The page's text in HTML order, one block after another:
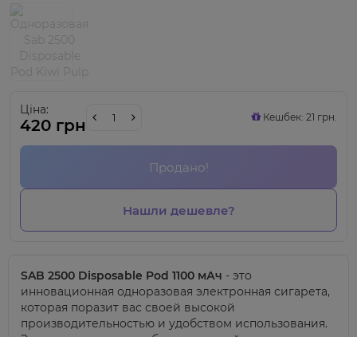
Ціна:
420 грн Кешбек: 21 грн.
Продано!
Нашли дешевле?
SAB 2500 Disposable Pod 1100 мАч - это
инновационная одноразовая электронная сигарета,
которая поразит вас своей высокой
производительностью и удобством использования.